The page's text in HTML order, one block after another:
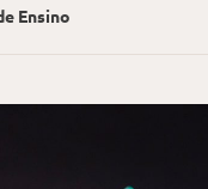
Ensino